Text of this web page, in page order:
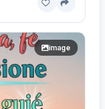
image